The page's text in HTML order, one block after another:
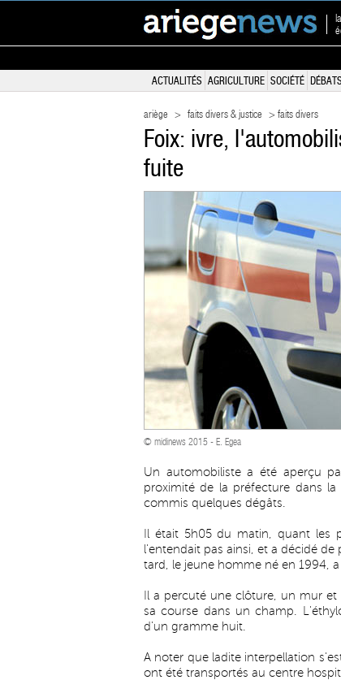
ACTUALITÉS AGRICULTURE SOCIÉTÉ DÉBATS
ariège > faits divers & justice > faits divers
Foix: ivre,
fuite
© midinews 2015 - E. Egea
Un automobiliste a été aperçu
proximité de la préfecture dans
commis quelques dégâts.
Il était 5h05 du matin, quant les
l'entendait pas ainsi, et a décidé
tard, le jeune homme né en 1994,
Il a percuté une clôture, un mur
sa course dans un champ.
d'un gramme huit.
A noter que ladite interpellation
ont été transportés au centre